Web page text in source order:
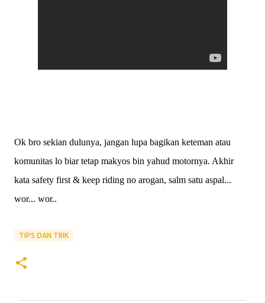
Ok bro sekian dulunya, jangan lupa bagikan keteman atau
komunitas lo biar tetap makyos bin yahud motornya. Akhir
kata safety first & keep riding no arogan, salm satu aspal...
wor... wor..
TIPS DAN TRIK